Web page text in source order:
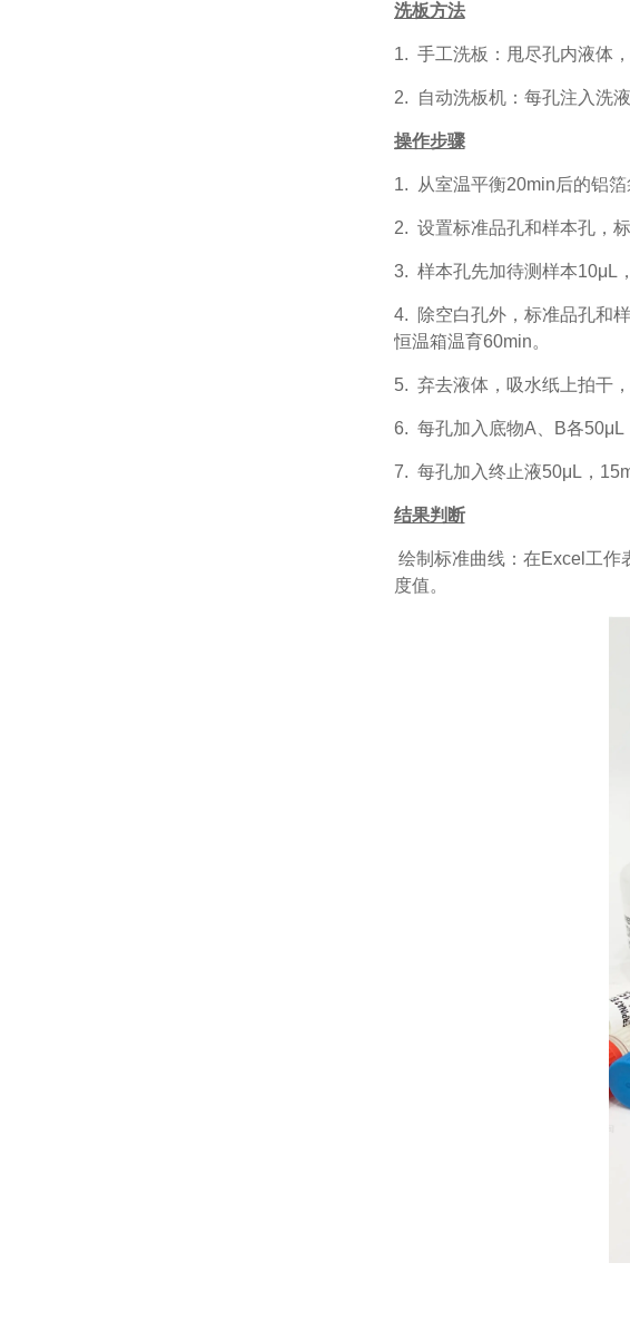
洗板方法
1. 手工洗板：甩尽孔内液体
2. 自动洗板机：每孔注入洗液
操作步骤
1. 从室温平衡20min后的铝
2. 设置标准品孔和样本孔，
3. 样本孔先加待测样本10μL
4. 除空白孔外，标准品孔和
恒温箱温育60min。
5. 弃去液体，吸水纸上拍干
6. 每孔加入底物A、B各50μL
7. 每孔加入终止液50μL，
结果判断
绘制标准曲线：在Excel工作
度值。